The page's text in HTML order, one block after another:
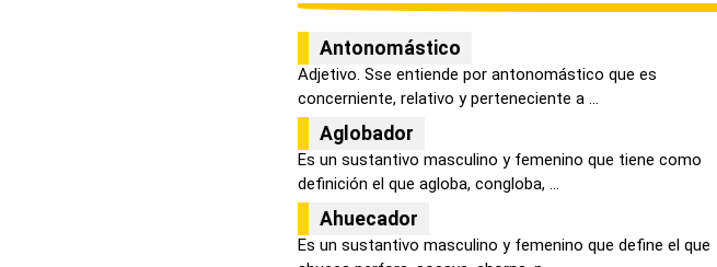
Antonomástico
Adjetivo. Sse entiende por antonomástico que es
concerniente, relativo y perteneciente a ...
Aglobador
Es un sustantivo masculino y femenino que tiene como
definición el que agloba, congloba, ...
Ahuecador
Es un sustantivo masculino y femenino que define el que